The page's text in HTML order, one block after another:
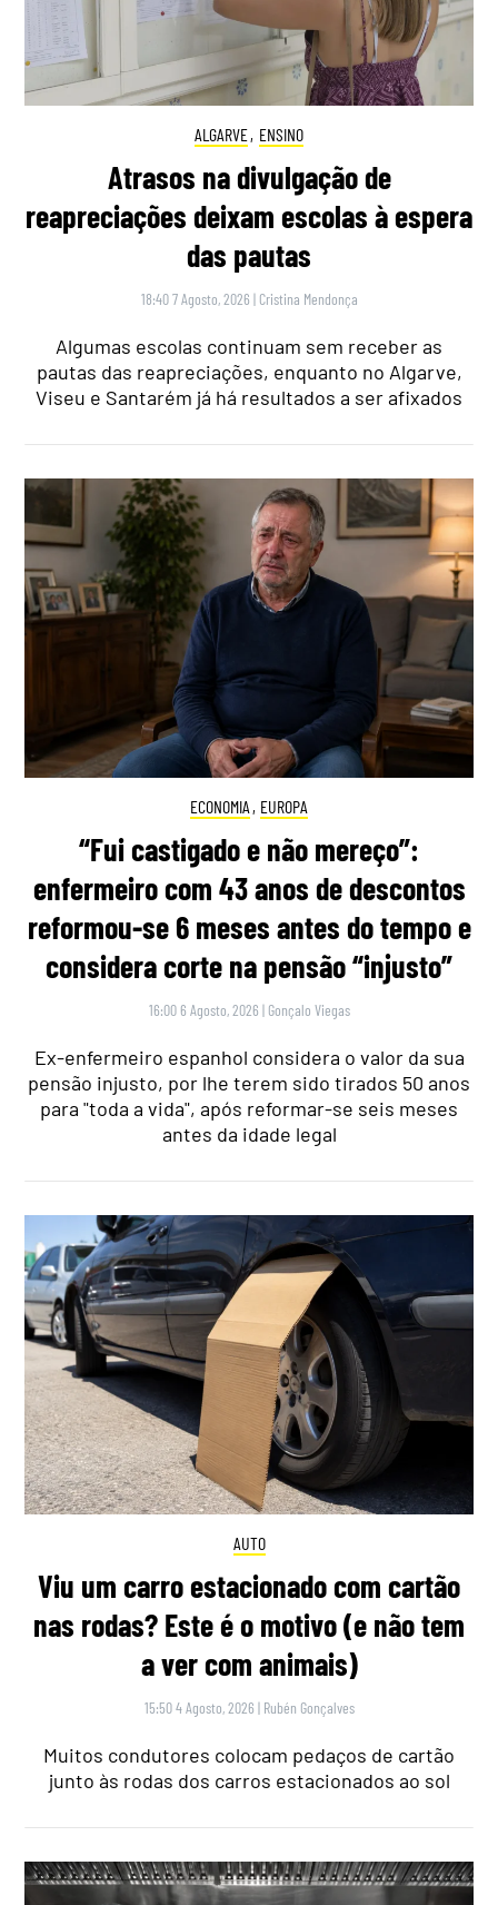
ALGARVE, ENSINO
Atrasos na divulgação de
reapreciações deixam escolas à espera
das pautas
18:40 7 Agosto, 2026 | Cristina Mendonça
Algumas escolas continuam sem receber as
pautas das reapreciações, enquanto no Algarve,
Viseu e Santarém já há resultados a ser afixados
ECONOMIA , EUROPA
“Fui castigado e não mereço”:
enfermeiro com 43 anos de descontos
reformou-se 6 meses antes do tempo e
considera corte na pensão “injusto”
16:00 6 Agosto, 2026 | Gonçalo Viegas
Ex-enfermeiro espanhol considera o valor da sua
pensão injusto, por lhe terem sido tirados 50 anos
para "toda a vida", após reformar-se seis meses
antes da idade legal
AUTO
Viu um carro estacionado com cartão
nas rodas? Este é o motivo (e não tem
a ver com animais)
15:50 4 Agosto, 2026 | Rubén Gonçalves
Muitos condutores colocam pedaços de cartão
junto às rodas dos carros estacionados ao sol